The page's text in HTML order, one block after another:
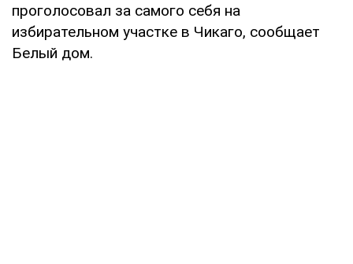
проголосовал за самого себя на
избирательном участке в Чикаго, сообщает
Белый дом.